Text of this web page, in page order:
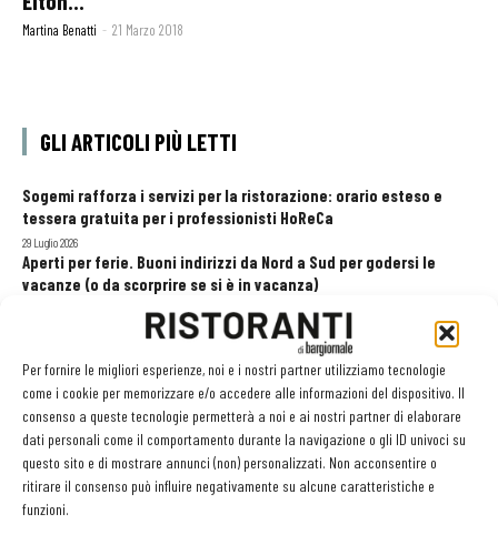
Per fornire le migliori esperienze, noi e i nostri partner utilizziamo tecnologie
come i cookie per memorizzare e/o accedere alle informazioni del dispositivo. Il
consenso a queste tecnologie permetterà a noi e ai nostri partner di elaborare
dati personali come il comportamento durante la navigazione o gli ID univoci su
questo sito e di mostrare annunci (non) personalizzati. Non acconsentire o
ritirare il consenso può influire negativamente su alcune caratteristiche e
funzioni.
Martina Benatti - 21 Marzo 2018
GLI ARTICOLI PIÙ LETTI
Sogemi rafforza i servizi per la ristorazione: orario esteso e
tessera gratuita per i professionisti HoReCa
29 Luglio 2026
Aperti per ferie. Buoni indirizzi da Nord a Sud per godersi le
vacanze (o da scorprire se si è in vacanza)
Recensioni online, Fipe e le associazioni del turismo chiedono
modifiche alle Linee Guida dell’Antitrust
20 Luglio 2026
EDICOLA WEB